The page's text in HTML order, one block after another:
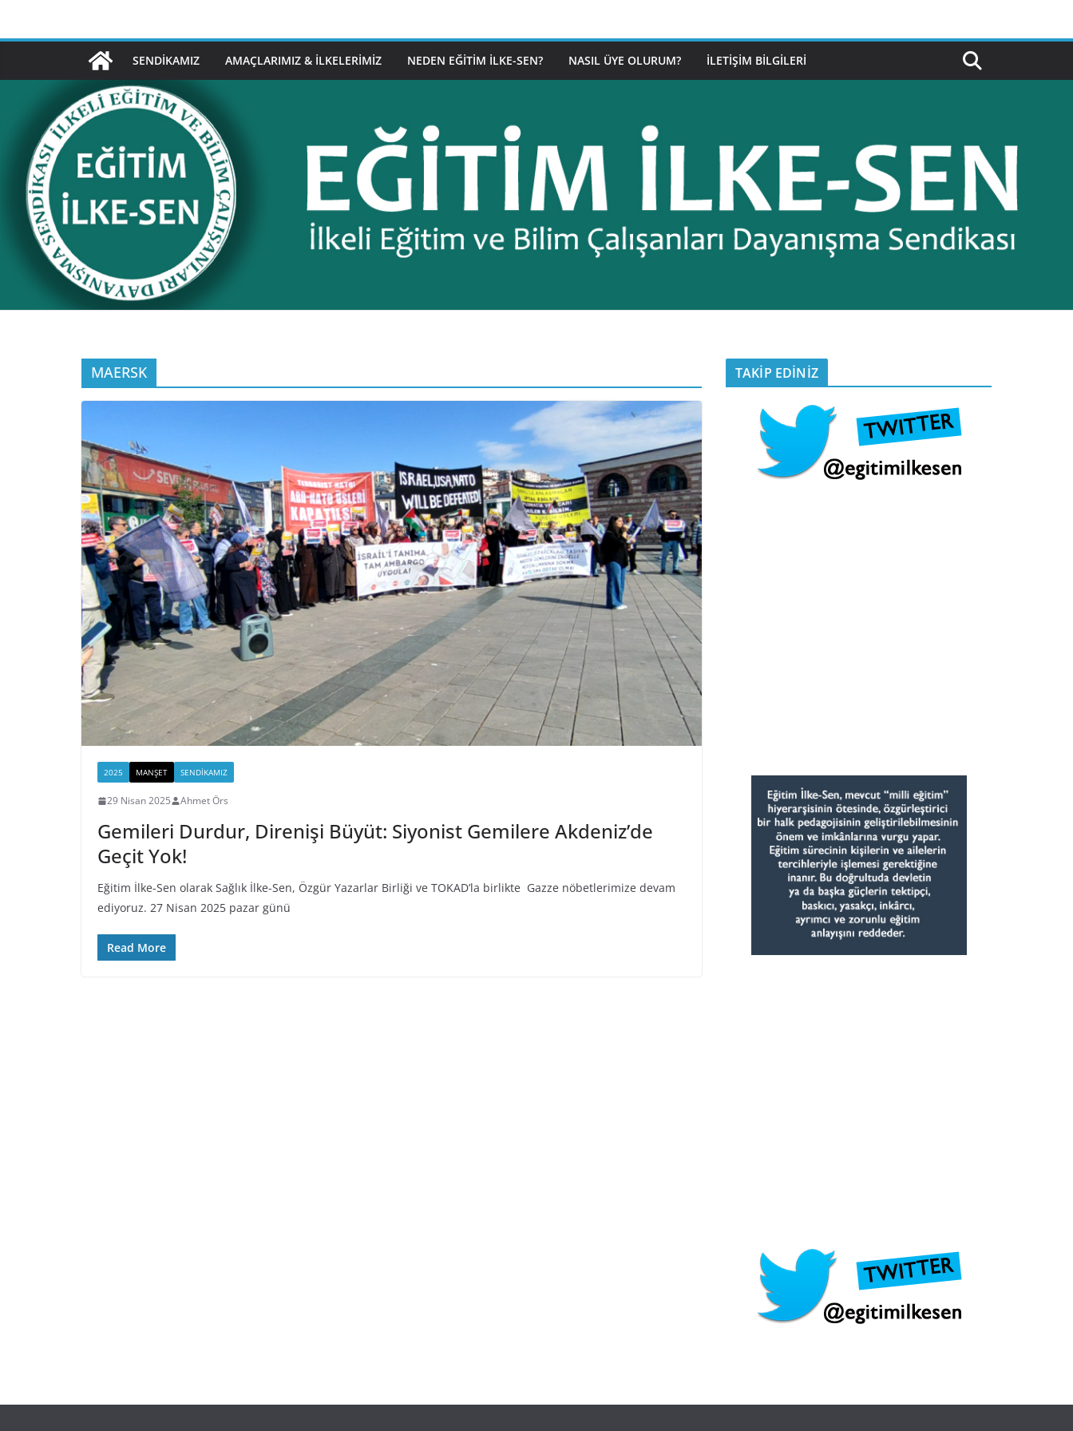
SENDIKAMIZ AMAÇLARIMIZ & İLKELERIMIZ NEDEN EĞITIM İLKE-SEN? NASIL ÜYE OLURUM? İLETIŞIM BILGILERI
MAERSK
2025 MANŞET SENDIKAMIZ
29 Nisan 2025 Ahmet Örs
Gemileri Durdur, Direnişi Büyüt: Siyonist Gemilere Akdeniz’de
Geçit Yok!
Eğitim İlke-Sen olarak Sağlık İlke-Sen, Özgür Yazarlar Birliği ve TOKAD’la birlikte Gazze nöbetlerimize devam
ediyoruz. 27 Nisan 2025 pazar günü
Read More
TAKİP EDİNİZ